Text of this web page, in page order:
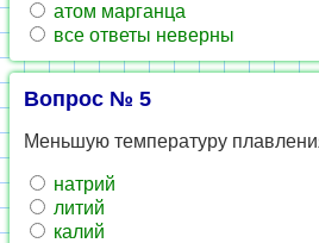
атом марганца
все ответы неверны
Вопрос № 5
Меньшую температуру
натрий
литий
калий